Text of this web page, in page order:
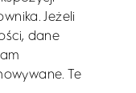
Jeżeli
dane
Te